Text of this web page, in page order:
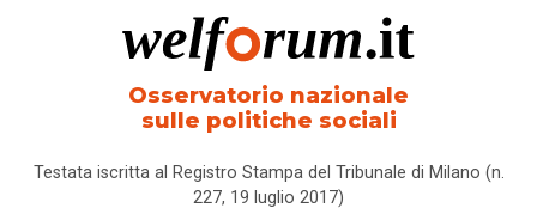
Osservatorio nazionale
sulle politiche sociali
Testata iscritta al Registro Stampa del Tribunale di Milano (n.
227, 19 luglio 2017)